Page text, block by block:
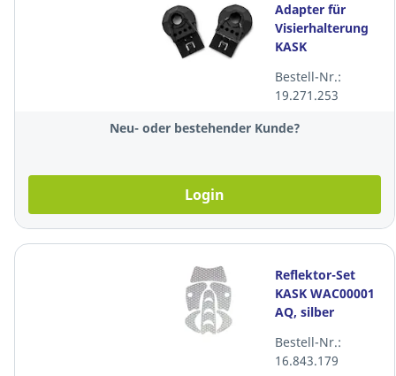
Adapter für
Visierhalterung
KASK
WAC00008,
schwarz
Bestell-Nr.:
19.271.253
Neu- oder bestehender Kunde?
Login
Reflektor-Set
KASK WAC00001
AQ, silber
Bestell-Nr.:
16.843.179